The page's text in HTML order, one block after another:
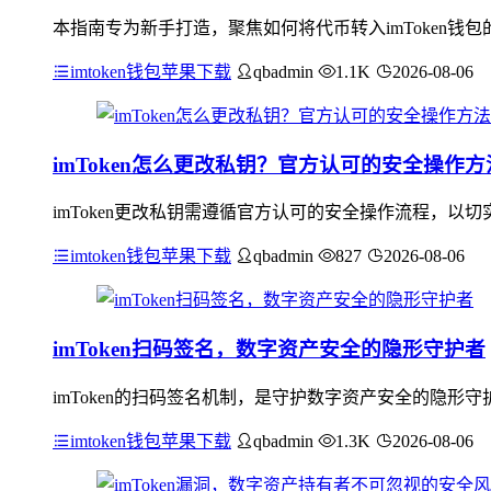
本指南专为新手打造，聚焦如何将代币转入imToken钱
imtoken钱包苹果下载 qbadmin 1.1K 2026-08-06
imToken怎么更改私钥？官方认可的安全操作方
imToken更改私钥需遵循官方认可的安全操作流程，以
imtoken钱包苹果下载 qbadmin 827 2026-08-06
imToken扫码签名，数字资产安全的隐形守护者
imToken的扫码签名机制，是守护数字资产安全的隐形
imtoken钱包苹果下载 qbadmin 1.3K 2026-08-06